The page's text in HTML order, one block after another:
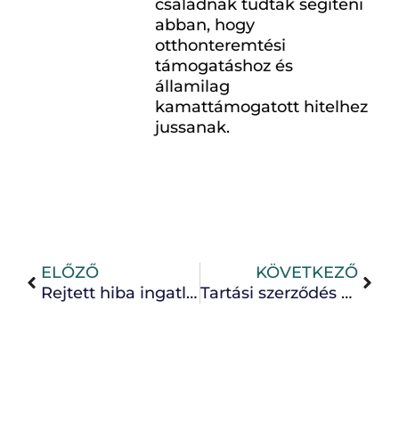
családnak tudtak segíteni
abban, hogy
otthonteremtési
támogatáshoz és
államilag
kamattámogatott hitelhez
jussanak.
ELŐZŐ
Rejtett hiba ingatlanvásárlásnál – mit tehet a vevő jogi szempontból? Kérdések és válaszok
KÖVETKEZŐ
Tartási szerződés megszüntetése vagy életjáradékká módosítása